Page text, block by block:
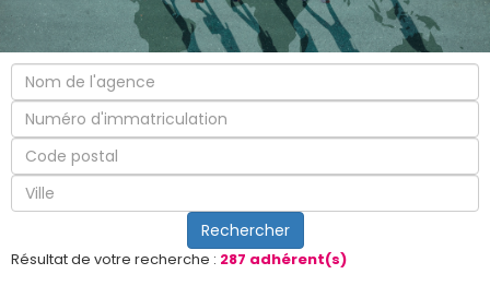
Résultat de votre recherche : 287 adhérent(s)